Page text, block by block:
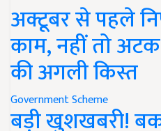
अक्टूबर से पहले
काम, नहीं तो
की अगली किस्त
Government Scheme
बड़ी खुशखबरी!